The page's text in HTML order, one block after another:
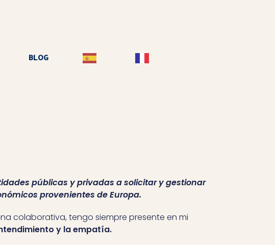
BLOG
públicas y privadas a solicitar y gestionar
provenientes de Europa.
colaborativa, tengo siempre presente en mi
y la empatía.